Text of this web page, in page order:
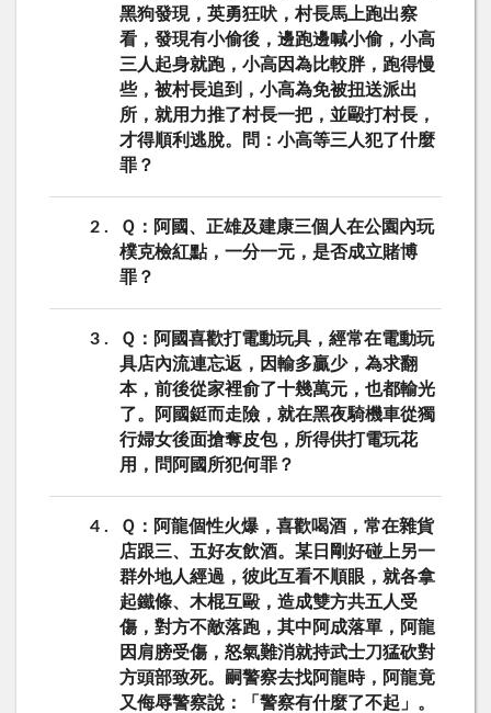
黑狗發現，英勇狂吠，村長馬上跑出察
看，發現有小偷後，邊跑邊喊小偷，小高
三人起身就跑，小高因為比較胖，跑得慢
些，被村長追到，小高為免被扭送派出
所，就用力推了村長一把，並毆打村長，
才得順利逃脫。問：小高等三人犯了什麼
罪？
2
Ｑ：阿國、正雄及建康三個人在公園內玩
樸克檢紅點，一分一元，是否成立賭博
罪？
3
Ｑ：阿國喜歡打電動玩具，經常在電動玩
具店內流連忘返，因輸多贏少，為求翻
本，前後從家裡俞了十幾萬元，也都輸光
了。阿國鋌而走險，就在黑夜騎機車從獨
行婦女後面搶奪皮包，所得供打電玩花
用，問阿國所犯何罪？
4
Ｑ：阿龍個性火爆，喜歡喝酒，常在雜貨
店跟三、五好友飲酒。某日剛好碰上另一
群外地人經過，彼此互看不順眼，就各拿
起鐵條、木棍互毆，造成雙方共五人受
傷，對方不敵落跑，其中阿成落單，阿龍
因肩膀受傷，怒氣難消就持武士刀猛砍對
方頭部致死。嗣警察去找阿龍時，阿龍竟
又侮辱警察說：「警察有什麼了不起」。